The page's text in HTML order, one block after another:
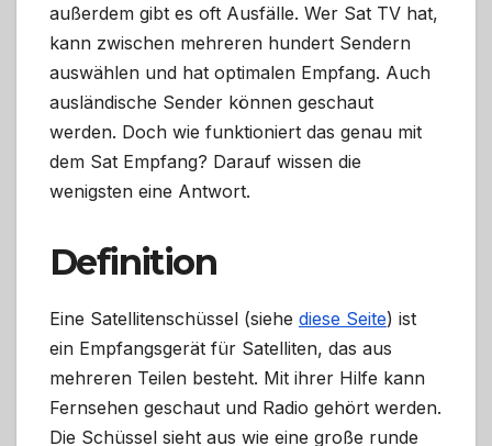
außerdem gibt es oft Ausfälle. Wer Sat TV hat,
kann zwischen mehreren hundert Sendern
auswählen und hat optimalen Empfang. Auch
ausländische Sender können geschaut
werden. Doch wie funktioniert das genau mit
dem Sat Empfang? Darauf wissen die
wenigsten eine Antwort.
Definition
Eine Satellitenschüssel (siehe diese Seite) ist
ein Empfangsgerät für Satelliten, das aus
mehreren Teilen besteht. Mit ihrer Hilfe kann
Fernsehen geschaut und Radio gehört werden.
Die Schüssel sieht aus wie eine große runde